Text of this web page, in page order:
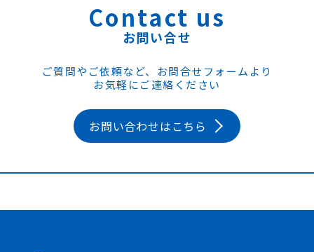
Contact us
お問い合せ
ご質問やご依頼など、お問合せフォームより
お気軽にご連絡ください
お問い合わせはこちら